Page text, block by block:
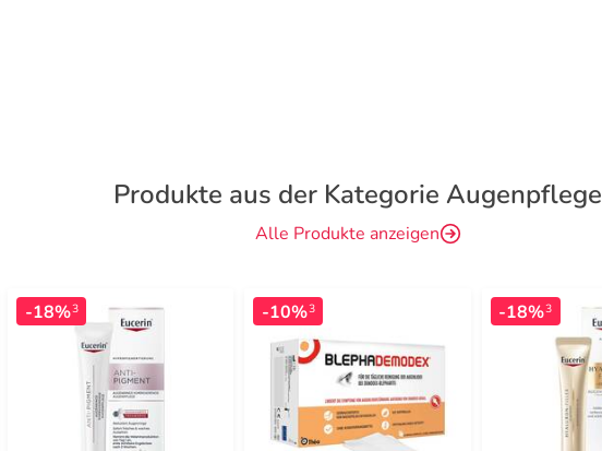
Produkte aus der Kategorie Augenpflege
Alle Produkte anzeigen
-18%3 -10%3 -18%3